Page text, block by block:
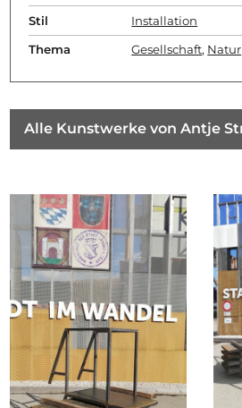
Stil Installation
Thema Gesellschaft, Natur
Alle Kunstwerke von Antje